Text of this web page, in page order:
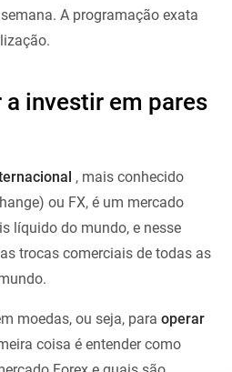
A programação exata
investir em pares
, mais conhecido
ou FX, é um mercado
líquido do mundo, e nesse
trocas comerciais de todas as
moedas, ou seja, para operar
coisa é entender como